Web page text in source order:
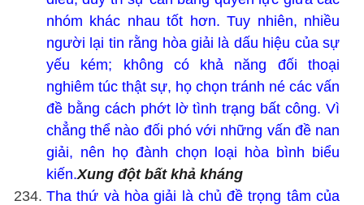
nhóm khác nhau tốt hơn. Tuy nhiên, nhiều
người lại tin rằng hòa giải là dấu hiệu của sự
yếu kém; không có khả năng đối thoại
nghiêm túc thật sự, họ chọn tránh né các vấn
đề bằng cách phớt lờ tình trạng bất công. Vì
chẳng thể nào đối phó với những vấn đề nan
giải, nên họ đành chọn loại hòa bình biểu
kiến.Xung đột bất khả kháng
Tha thứ và hòa giải là chủ đề trọng tâm của